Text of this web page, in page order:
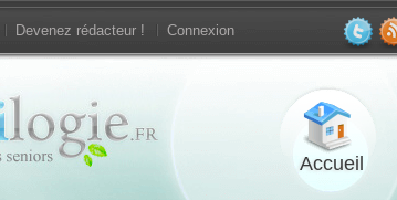
Devenez rédacteur ! Connexion
Accueil